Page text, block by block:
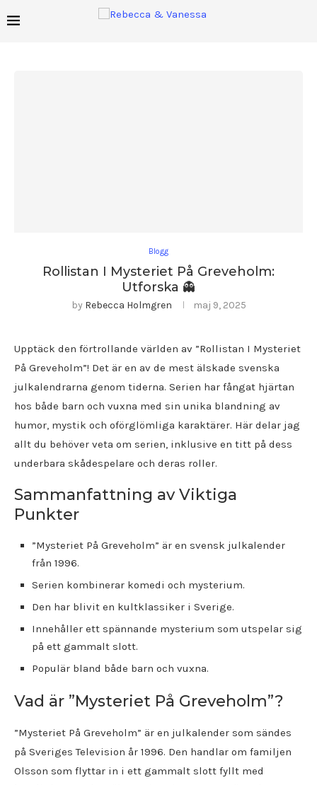
Blogg
Rollistan I Mysteriet På Greveholm:
Utforska 👻
by Rebecca Holmgren maj 9, 2025
Upptäck den förtrollande världen av ”Rollistan I Mysteriet
På Greveholm”! Det är en av de mest älskade svenska
julkalendrarna genom tiderna. Serien har fångat hjärtan
hos både barn och vuxna med sin unika blandning av
humor, mystik och oförglömliga karaktärer. Här delar jag
allt du behöver veta om serien, inklusive en titt på dess
underbara skådespelare och deras roller.
Sammanfattning av Viktiga
Punkter
”Mysteriet På Greveholm” är en svensk julkalender
från 1996.
Serien kombinerar komedi och mysterium.
Den har blivit en kultklassiker i Sverige.
Innehåller ett spännande mysterium som utspelar sig
på ett gammalt slott.
Populär bland både barn och vuxna.
Vad är ”Mysteriet På Greveholm”?
”Mysteriet På Greveholm” är en julkalender som sändes
på Sveriges Television år 1996. Den handlar om familjen
Olsson som flyttar in i ett gammalt slott fyllt med